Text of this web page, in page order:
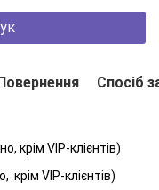
і енергійної дівчини.
додають аромату
який
Апельсин і полуниця
Спосіб
крім VIP-клієнтів)
крім VIP-клієнтів)